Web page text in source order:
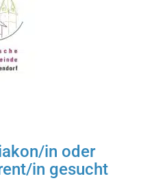
in oder
in gesucht